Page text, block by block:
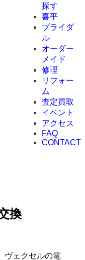
探す
喜平
ブライダ
ル
オーダー
メイド
修理
リフォー
ム
査定買取
イベント
アクセス
FAQ
CONTACT
換